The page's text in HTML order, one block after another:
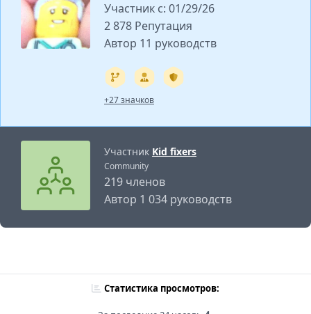
Участник с: 01/29/26
2 878 Репутация
Автор 11 руководств
+27 значков
Участник Kid fixers
Community
219 членов
Автор 1 034 руководств
Статистика просмотров: